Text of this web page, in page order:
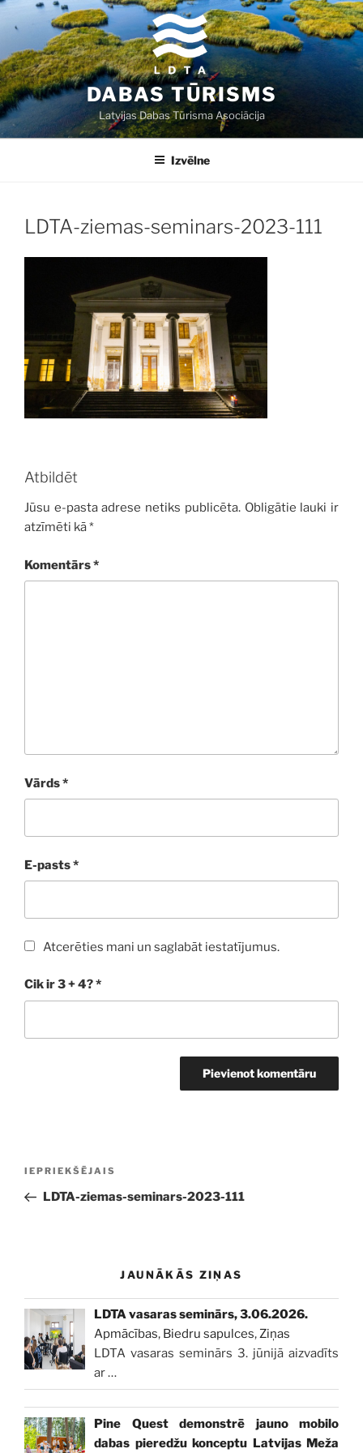
Doties
saturu
DABAS TŪRISMS
Latvijas Dabas Tūrisma Asociācija
Izvēlne
LDTA-ziemas-seminars-2023-111
Atbildēt
Jūsu e-pasta adrese netiks publicēta. Obligātie lauki ir
atzīmēti kā*
Komentārs*
Vārds*
E-pasts*
Atcerēties mani un saglabāt iestatījumus.
Cik ir 3 + 4?*
Iepriekšējā
ziņa:
IEPRIEKŠĒJAIS
LDTA-ziemas-seminars-2023-111
JAUNĀKĀS ZIŅAS
LDTA vasaras seminārs, 3.06.2026.
Apmācības, Biedru sapulces,Ziņas
LDTA vasaras seminārs 3. jūnijā aizvadīts
ar…
Pine Quest demonstrē jauno mobilo
dabas pieredžu konceptu Latvijas Meža